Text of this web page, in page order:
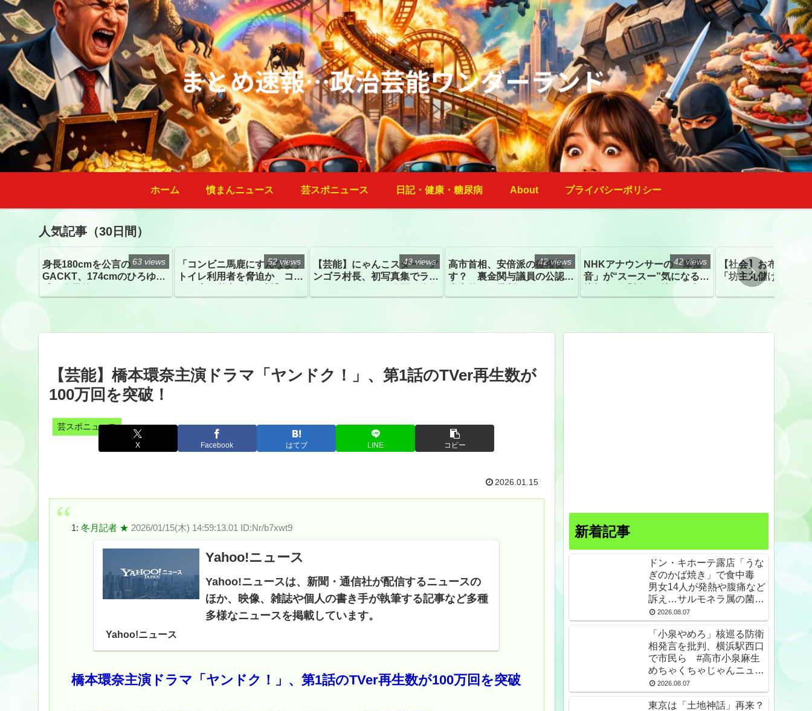
ホーム 憤まんニュース 芸スポニュース 日記・健康・糖尿病 About プライバシーポリシー
人気記事（30日間）
身長180cmを公言の
GACKT、174cmのひろゆき
トざわつき イベントでの写
63 views
「コンビニ馬鹿にすんなよ」
トイレ利用者を脅迫か コン
52 views
【芸能】にゃんこスター・ア
ンゴラ村長、初写真集でラン
はデジタル写真集が異例の大
43 views
高市首相、安倍派の復権促
す？ 裏金関与議員の公認、
42 views
NHKアナウンサーの「摩擦
音」が“スースー”気になる指
聴こえる。聴きづらい」
42 views
【社会】お布施、戒
「坊主丸儲け」は
ほとんどが年収３０
下「地方の寺の僧侶
【芸能】橋本環奈主演ドラマ「ヤンドク！」、第1話のTVer再生数が
100万回を突破！
芸スポニュース
X Facebook はてブ LINE コピー
2026.01.15
1: 冬月記者 ★ 2026/01/15(木) 14:59:13.01 ID:Nr/b7xwt9
Yahoo!ニュース
Yahoo!ニュースは、新聞・通信社が配信するニュースの
ほか、映像、雑誌や個人の書き手が執筆する記事など多種
多様なニュースを掲載しています。
Yahoo!ニュース
橋本環奈主演ドラマ「ヤンドク！」、第1話のTVer再生数が100万回を突破
新着記事
ドン・キホーテ露店「うな
ぎのかば焼き」で食中毒
男女14人が発熱や腹痛など
訴え…サルモネラ属の菌検
出2026.08.07
「小泉やめろ」核巡る防衛
相発言を批判、横浜駅西口
で市民ら #高市小泉麻生
めちゃくちゃじゃんニュー
スdeプロテスト
2026.08.07
東京は「土地神話」再来？